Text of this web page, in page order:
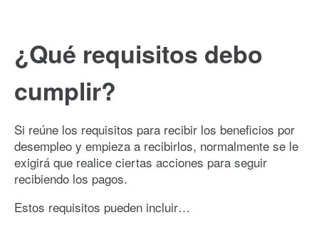
¿Qué requisitos debo
cumplir?
Si reúne los requisitos para recibir los beneficios por
desempleo y empieza a recibirlos, normalmente se le
exigirá que realice ciertas acciones para seguir
recibiendo los pagos.
Estos requisitos pueden incluir…